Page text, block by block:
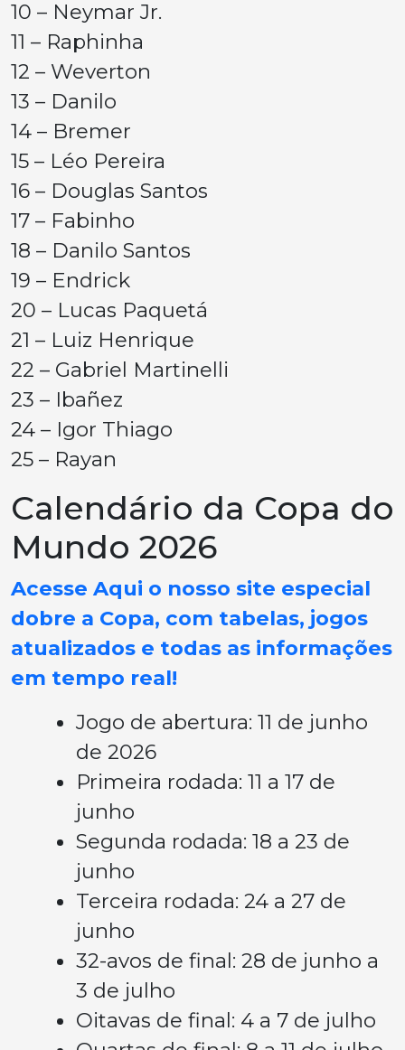
10 – Neymar Jr.
11 – Raphinha
12 – Weverton
13 – Danilo
14 – Bremer
15 – Léo Pereira
16 – Douglas Santos
17 – Fabinho
18 – Danilo Santos
19 – Endrick
20 – Lucas Paquetá
21 – Luiz Henrique
22 – Gabriel Martinelli
23 – Ibañez
24 – Igor Thiago
25 – Rayan
Calendário da Copa do
Mundo 2026
Acesse Aqui o nosso site especial
dobre a Copa, com tabelas, jogos
atualizados e todas as informações
em tempo real!
Jogo de abertura: 11 de junho
de 2026
Primeira rodada: 11 a 17 de
junho
Segunda rodada: 18 a 23 de
junho
Terceira rodada: 24 a 27 de
junho
32-avos de final: 28 de junho a
3 de julho
Oitavas de final: 4 a 7 de julho